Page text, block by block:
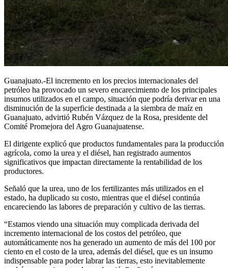
Guanajuato.-El incremento en los precios internacionales del
petróleo ha provocado un severo encarecimiento de los principales
insumos utilizados en el campo, situación que podría derivar en una
disminución de la superficie destinada a la siembra de maíz en
Guanajuato, advirtió Rubén Vázquez de la Rosa, presidente del
Comité Promejora del Agro Guanajuatense.
El dirigente explicó que productos fundamentales para la producción
agrícola, como la urea y el diésel, han registrado aumentos
significativos que impactan directamente la rentabilidad de los
productores.
Señaló que la urea, uno de los fertilizantes más utilizados en el
estado, ha duplicado su costo, mientras que el diésel continúa
encareciendo las labores de preparación y cultivo de las tierras.
“Estamos viendo una situación muy complicada derivada del
incremento internacional de los costos del petróleo, que
automáticamente nos ha generado un aumento de más del 100 por
ciento en el costo de la urea, además del diésel, que es un insumo
indispensable para poder labrar las tierras, esto inevitablemente